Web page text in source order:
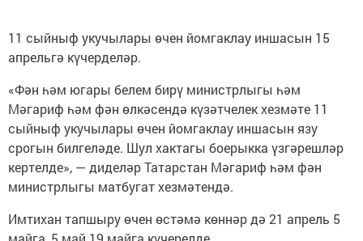
11 сыйныф укучылары өчен йомгаклау иншасын 15
апрельгә күчерделәр.
«Фән һәм югары белем бирү министрлыгы һәм
Мәгариф һәм фән өлкәсендә күзәтчелек хезмәте 11
сыйныф укучылары өчен йомгаклау иншасын язу
срогын билгеләде. Шул хактагы боерыкка үзгәрешләр
кертелде», — диделәр Татарстан Мәгариф һәм фән
министрлыгы матбугат хезмәтендә.
Имтихан тапшыру өчен өстәмә көннәр дә 21 апрель 5